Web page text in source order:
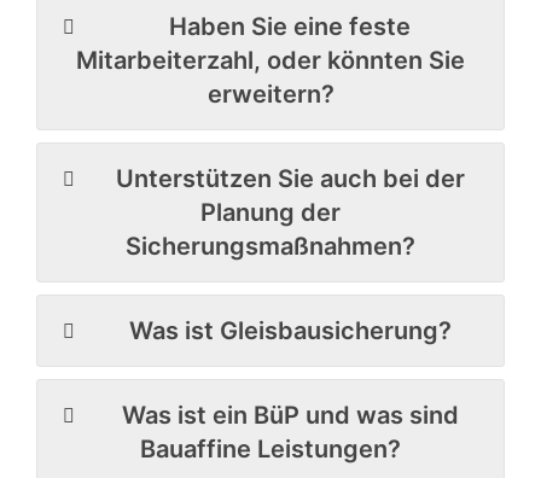
Haben Sie eine feste
Mitarbeiterzahl, oder könnten Sie
erweitern?
Unterstützen Sie auch bei der
Planung der
Sicherungsmaßnahmen?
Was ist Gleisbausicherung?
Was ist ein BüP und was sind
Bauaffine Leistungen?